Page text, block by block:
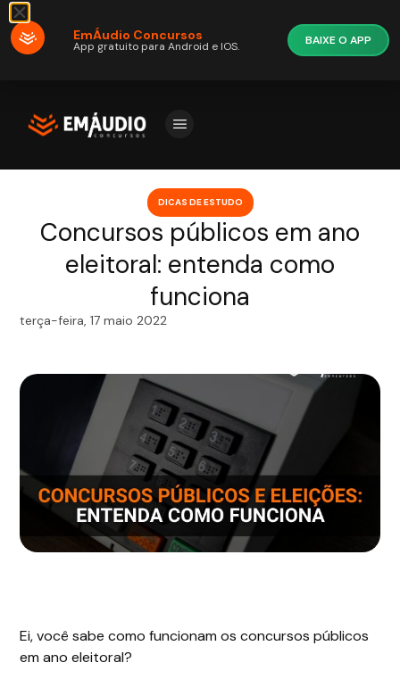
DICAS DE ESTUDO
Concursos públicos em ano
eleitoral: entenda como
funciona
terça-feira, 17 maio 2022
Ei, você sabe como funcionam os concursos públicos
em ano eleitoral?
EmÁudio Concursos
App gratuito para Android e IOS. BAIXE O APP